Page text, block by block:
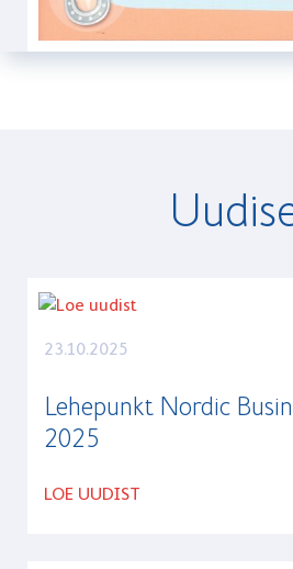
23.10.2025
Lehepunkt Nordic
2025
LOE UUDIST